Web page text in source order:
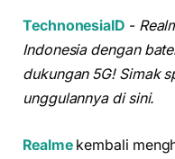
TechnonesiaID -
Indonesia dengan
dukungan 5G! Simak
unggulannya di sini.
Realmekembali